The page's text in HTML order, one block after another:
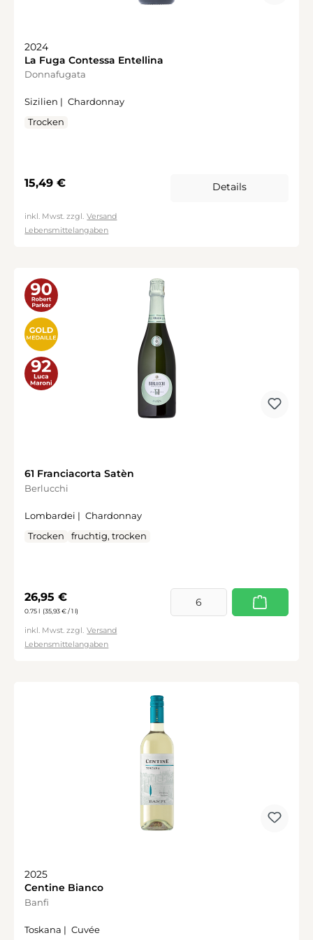
2024
La Fuga Contessa Entellina
Donnafugata
Sizilien | Chardonnay
Trocken
Regulärer Preis:
15,49 € Details
inkl. Mwst. zzgl. Versand
Lebensmittelangaben
61 Franciacorta Satèn
Berlucchi
Lombardei | Chardonnay
Trocken
fruchtig, trocken
Regulärer Preis:
26,95 €
0.75 l (35,93 € / 1 l)
inkl. Mwst. zzgl. Versand
Lebensmittelangaben
2025
Centine Bianco
Banfi
Toskana | Cuvée